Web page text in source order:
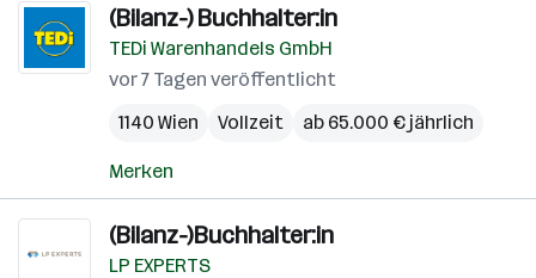
(Bilanz-) Buchhalter:in
TEDi Warenhandels GmbH
vor 7 Tagen veröffentlicht
1140 Wien
Vollzeit ab 65.000 € jährlich
Merken
(Bilanz-)Buchhalter:in
LP EXPERTS